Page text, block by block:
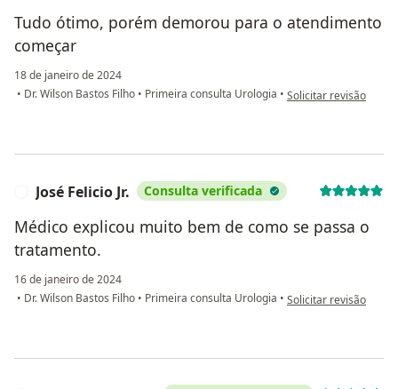
Tudo ótimo, porém demorou para o atendimento
começar
18 de janeiro de 2024
• Dr. Wilson Bastos Filho • Primeira consulta Urologia • na opinião do
Solicitar revisão
José Felicio Jr. Consulta verificada
Médico explicou muito bem de como se passa o
tratamento.
16 de janeiro de 2024
• Dr. Wilson Bastos Filho • Primeira consulta Urologia • na opinião do
Solicitar revisão